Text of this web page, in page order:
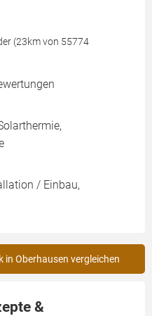
(23km von 55774
/ Einbau,
Oberhausen vergleichen
&